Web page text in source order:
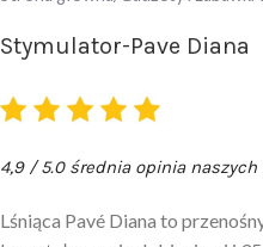
Stymulator-Pave Diana
4,9 / 5.0 średnia opinia
Lśniąca Pavé Diana to